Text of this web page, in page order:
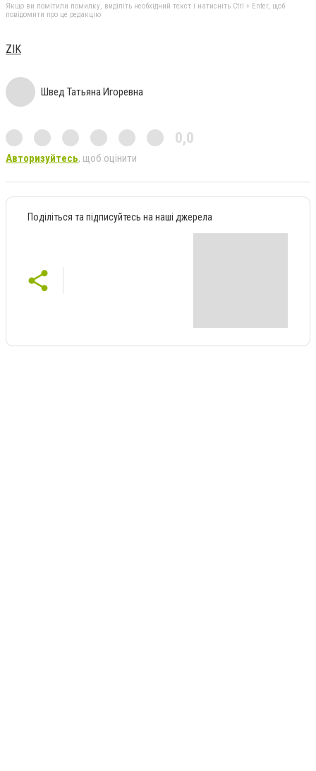
Якщо ви помітили помилку, виділіть необхідний текст і натисніть Ctrl + Enter, щоб
повідомити про це редакцію
ZIK
Швед Татьяна Игоревна
0,0
Авторизуйтесь, щоб оцінити
Поділіться та підписуйтесь на наші джерела